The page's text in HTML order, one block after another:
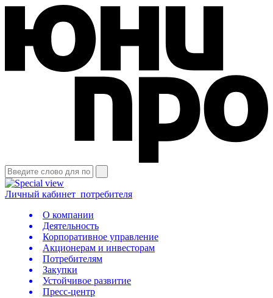
Личный кабинет потребителя
О компании
Деятельность
Корпоративное управление
Акционерам и инвесторам
Потребителям
Закупки
Устойчивое развитие
Пресс-центр